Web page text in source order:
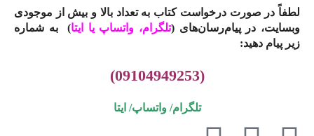
لطفاً در صورت درخواست کتاب به تعداد بالا و بیش از موجودی
وبسایت، در پیام‌رسان‌های (تلگرام، واتساپ یا ایتا)
به شماره
زیر پیام دهید:
(09104949253)
تلگرام/ واتساپ/ ایتا